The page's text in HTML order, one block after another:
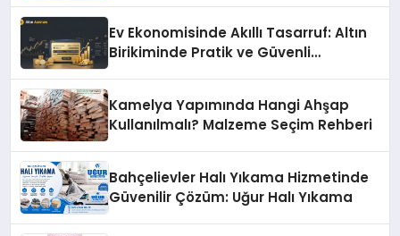
Ev Ekonomisinde Akıllı Tasarruf: Altın
Birikiminde Pratik ve Güvenli
Kamelya Yapımında Hangi Ahşap
Kullanılmalı? Malzeme Seçim Rehberi
Bahçelievler Halı Yıkama Hizmetinde
Güvenilir Çözüm: Uğur Halı Yıkama